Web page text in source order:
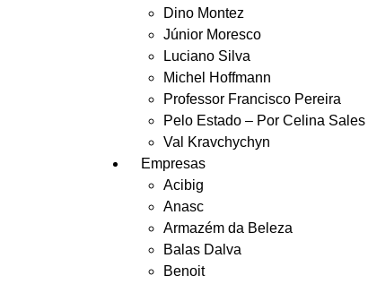
Dino Montez
Júnior Moresco
Luciano Silva
Michel Hoffmann
Professor Francisco Pereira
Pelo Estado – Por Celina Sales
Val Kravchychyn
Empresas
Acibig
Anasc
Armazém da Beleza
Balas Dalva
Benoit